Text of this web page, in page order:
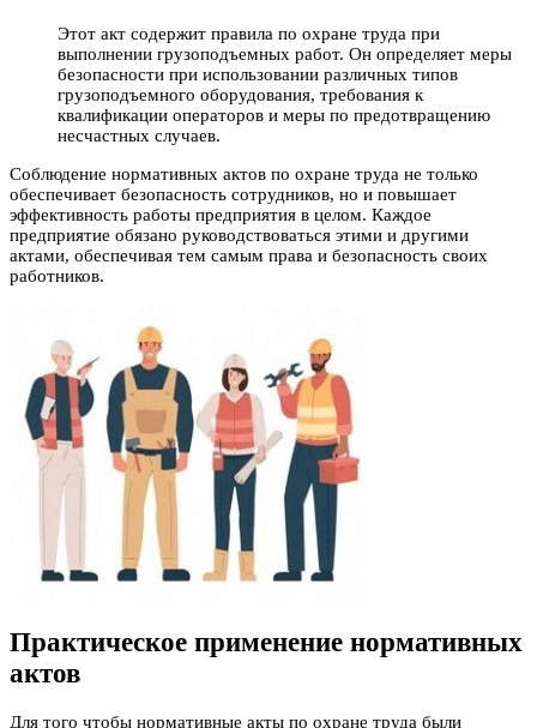
Этот акт содержит правила по охране труда при
выполнении грузоподъемных работ. Он определяет меры
безопасности при использовании различных типов
грузоподъемного оборудования, требования к
квалификации операторов и меры по предотвращению
несчастных случаев.
Соблюдение нормативных актов по охране труда не только
обеспечивает безопасность сотрудников, но и повышает
эффективность работы предприятия в целом. Каждое
предприятие обязано руководствоваться этими и другими
актами, обеспечивая тем самым права и безопасность своих
работников.
Практическое применение нормативных
актов
Для того чтобы нормативные акты по охране труда были